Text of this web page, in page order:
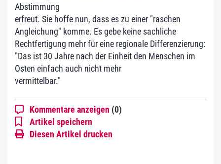
Abstimmung
erfreut. Sie hoffe nun, dass es zu einer "raschen
Angleichung" komme. Es gebe keine sachliche
Rechtfertigung mehr für eine regionale Differenzierung:
"Das ist 30 Jahre nach der Einheit den Menschen im
Osten einfach auch nicht mehr
vermittelbar."
Kommentare anzeigen (0)
Artikel speichern
Diesen Artikel drucken